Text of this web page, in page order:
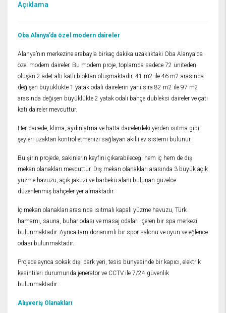
Açıklama
Oba Alanya’da özel modern daireler
Alanya’nın merkezine arabayla birkaç dakika uzaklıktaki Oba Alanya’da
özel modern daireler. Bu modern proje, toplamda sadece 72 üniteden
oluşan 2 adet altı katlı bloktan oluşmaktadır. 41 m2 ile 46 m2 arasında
değişen büyüklükte 1 yatak odalı dairelerin yanı sıra 82 m2 ile 97 m2
arasında değişen büyüklükte 2 yatak odalı bahçe dubleksi daireler ve çatı
katı daireler mevcuttur.
Her dairede, klima, aydınlatma ve hatta dairelerdeki yerden ısıtma gibi
şeyleri uzaktan kontrol etmenizi sağlayan akıllı ev sistemi bulunur.
Bu şirin projede, sakinlerin keyfini çıkarabileceği hem iç hem de dış
mekan olanakları mevcuttur. Dış mekan olanakları arasında 3 büyük açık
yüzme havuzu, açık jakuzi ve barbekü alanı bulunan güzelce
düzenlenmiş bahçeler yer almaktadır.
İç mekan olanakları arasında ısıtmalı kapalı yüzme havuzu, Türk
hamamı, sauna, buhar odası ve masaj odaları içeren bir spa merkezi
bulunmaktadır. Ayrıca tam donanımlı bir spor salonu ve oyun ve eğlence
odası bulunmaktadır.
Projede ayrıca sokak dışı park yeri, tesis bünyesinde bir kapıcı, elektrik
kesintileri durumunda jeneratör ve CCTV ile 7/24 güvenlik
bulunmaktadır.
Alışveriş Olanakları